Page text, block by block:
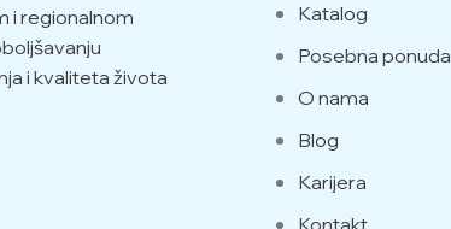
i regionalnom
i kvaliteta života
Katalog
Posebna ponuda
O nama
Blog
Karijera